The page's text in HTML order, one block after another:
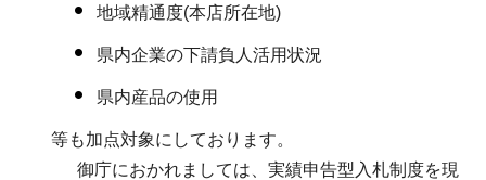
地域精通度(本店所在地)
県内企業の下請負人活用状況
県内産品の使用
等も加点対象にしております。
御庁におかれましては、実績申告型入札制度を現